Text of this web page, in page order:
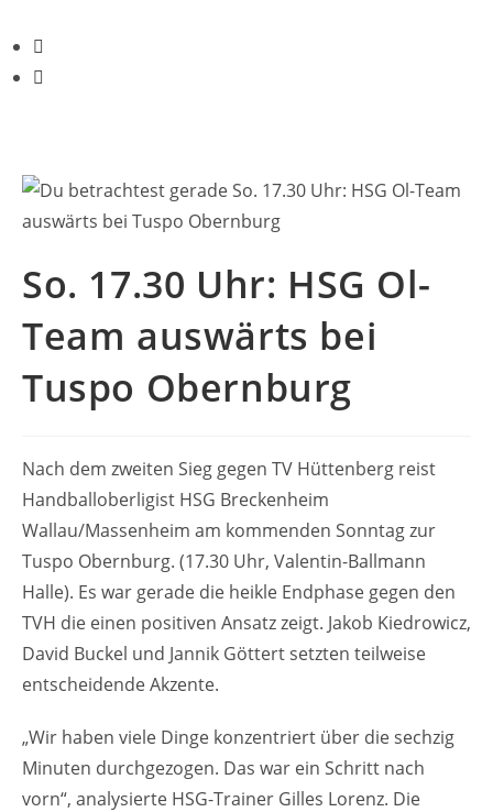
So. 17.30 Uhr: HSG Ol-
Team auswärts bei
Tuspo Obernburg
Nach dem zweiten Sieg gegen TV Hüttenberg reist
Handballoberligist HSG Breckenheim
Wallau/Massenheim am kommenden Sonntag zur
Tuspo Obernburg. (17.30 Uhr, Valentin-Ballmann
Halle). Es war gerade die heikle Endphase gegen den
TVH die einen positiven Ansatz zeigt. Jakob Kiedrowicz,
David Buckel und Jannik Göttert setzten teilweise
entscheidende Akzente.
„Wir haben viele Dinge konzentriert über die sechzig
Minuten durchgezogen. Das war ein Schritt nach
vorn“, analysierte HSG-Trainer Gilles Lorenz. Die